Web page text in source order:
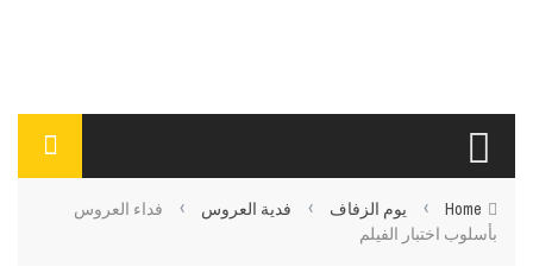
Home
› يوم الزفاف › فدية العروس ›
فداء العروس
بأسلوب اختبار الفيلم